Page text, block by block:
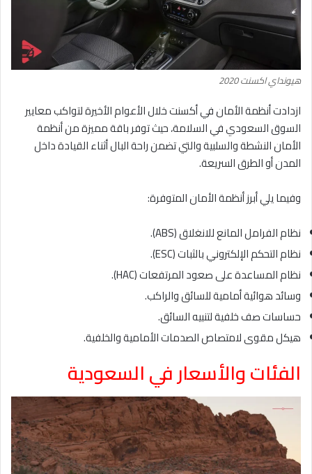
هيونداي اكسنت 2020
ازدادت أنظمة الأمان في أكسنت خلال الأعوام الأخيرة لتواكب معايير
السوق السعودي في السلامة، حيث توفر باقة مميزة من أنظمة
الأمان النشطة والسلبية والتي تضمن راحة البال أثناء القيادة داخل
المدن أو الطرق السريعة.
وفيما يلي أبرز أنظمة الأمان المتوفرة:
نظام الفرامل المانع للانغلاق (ABS).
نظام التحكم الإلكتروني بالثبات (ESC).
نظام المساعدة على صعود المرتفعات (HAC).
وسائد هوائية أمامية للسائق والراكب.
حساسات صف خلفية لتنبيه السائق.
هيكل مقوى لامتصاص الصدمات الأمامية والخلفية.
الفئات والأسعار في السعودية